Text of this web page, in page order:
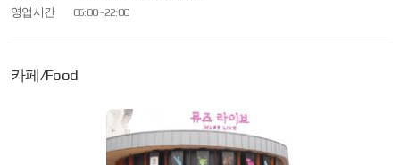
영업시간
06:00~22:00
카페/Food